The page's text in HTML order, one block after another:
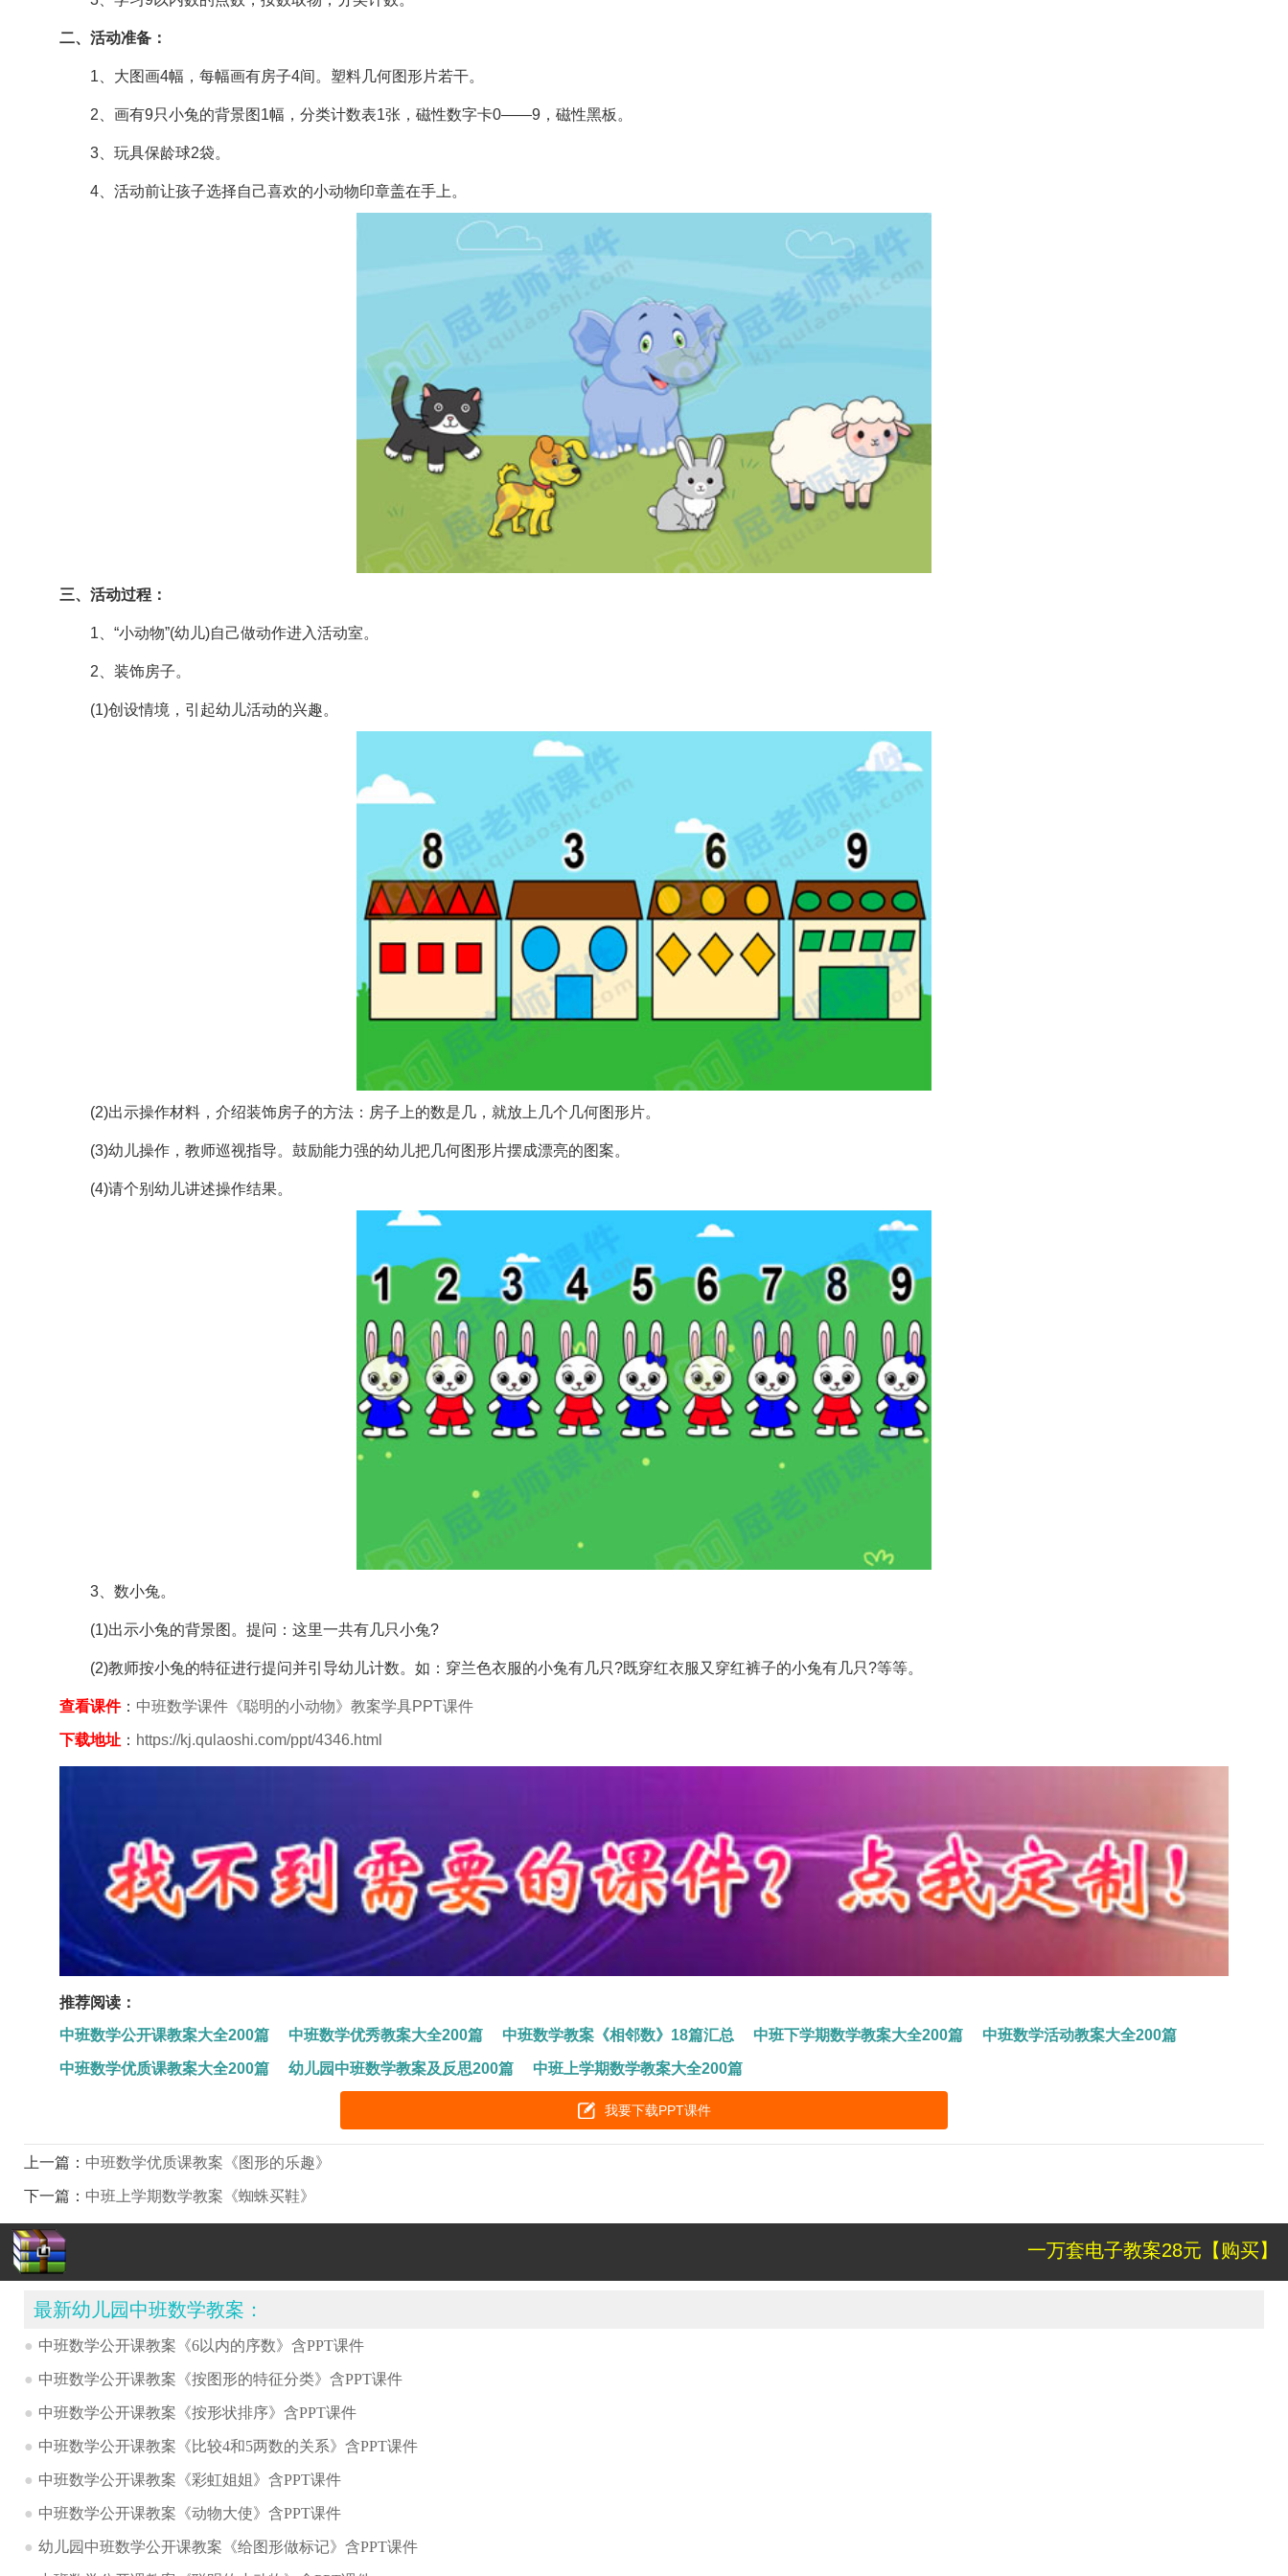
二、活动准备：
1、大图画4幅，每幅画有房子4间。塑料几何图形片若干。
2、画有9只小兔的背景图1幅，分类计数表1张，磁性数字卡0——9，磁性黑板。
3、玩具保龄球2袋。
4、活动前让孩子选择自己喜欢的小动物印章盖在手上。
三、活动过程：
1、“小动物”(幼儿)自己做动作进入活动室。
2、装饰房子。
(1)创设情境，引起幼儿活动的兴趣。
(2)出示操作材料，介绍装饰房子的方法：房子上的数是几，就放上几个几何图形片。
(3)幼儿操作，教师巡视指导。鼓励能力强的幼儿把几何图形片摆成漂亮的图案。
(4)请个别幼儿讲述操作结果。
3、数小兔。
(1)出示小兔的背景图。提问：这里一共有几只小兔?
(2)教师按小兔的特征进行提问并引导幼儿计数。如：穿兰色衣服的小兔有几只?既穿红衣服又穿红裤子的小兔有几只?等等。
查看课件： 中班数学课件《聪明的小动物》教案学具PPT课件
下载地址 ： https://kj.qulaoshi.com/ppt/4346.html
推荐阅读：
中班数学公开课教案大全200篇
中班数学优秀教案大全200篇 中班数学教案《相邻数》18篇汇总 中班下学期数学教案大全200篇 中班数学活动教案大全200篇
中班数学优质课教案大全200篇 幼儿园中班数学教案及反思200篇 中班上学期数学教案大全200篇
我要下载PPT课件
上一篇： 中班数学优质课教案《图形的乐趣》
下一篇： 中班上学期数学教案《蜘蛛买鞋》
一万套电子教案28元【购买】
最新幼儿园中班数学教案：
● 中班数学公开课教案《6以内的序数》含PPT课件
● 中班数学公开课教案《按图形的特征分类》含PPT课件
● 中班数学公开课教案《按形状排序》含PPT课件
● 中班数学公开课教案《比较4和5两数的关系》含PPT课件
● 中班数学公开课教案《彩虹姐姐》含PPT课件
● 中班数学公开课教案《动物大使》含PPT课件
● 幼儿园中班数学公开课教案《给图形做标记》含PPT课件